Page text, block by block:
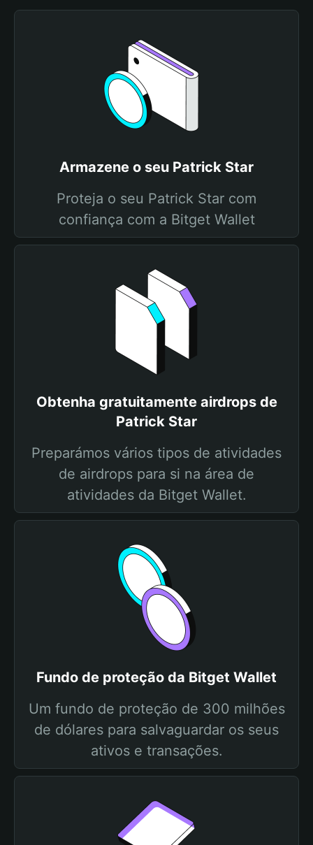
Armazene o seu Patrick Star
Proteja o seu Patrick Star com
confiança com a Bitget Wallet
Obtenha gratuitamente airdrops de
Patrick Star
Preparámos vários tipos de atividades
de airdrops para si na área de
atividades da Bitget Wallet.
Fundo de proteção da Bitget Wallet
Um fundo de proteção de 300 milhões
de dólares para salvaguardar os seus
ativos e transações.